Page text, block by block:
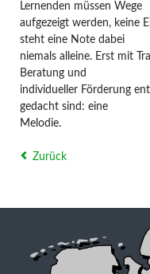
Lernenden müssen Wege
aufgezeigt werden, keine
steht eine Note dabei
niemals alleine. Erst mit
Beratung und
individueller Förderung
gedacht sind: eine
Melodie.
Zurück